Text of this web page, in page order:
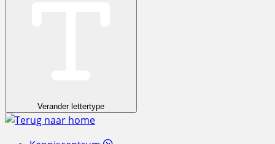
Verander lettertype